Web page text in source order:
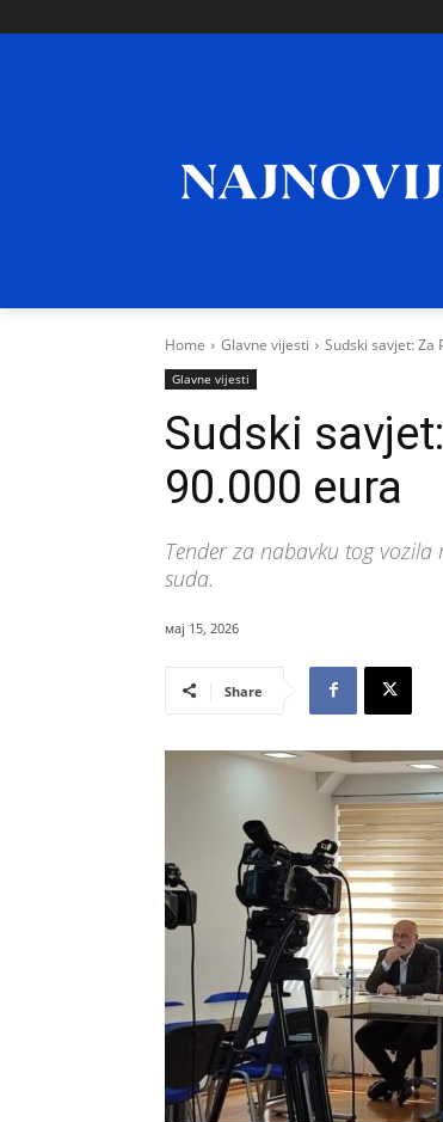
Home Glavne vijesti Sudski savjet: Za
Glavne vijesti
Sudski
90.000 eura
Tender za nabavku tog vozila
suda.
мај 15, 2026
Share